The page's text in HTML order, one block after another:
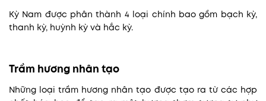
Kỳ Nam được phân thành 4 loại chính bao gồm bạch kỳ,
thanh kỳ, huỳnh kỳ và hắc kỳ.
Trầm hương nhân tạo
Những loại trầm hương nhân tạo được tạo ra từ các hợp